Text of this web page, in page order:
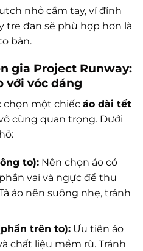
nhỏ cầm tay, ví đính
tre đan sẽ phù hợp hơn là
bản.
gia Project Runway:
với vóc dáng
chọn một chiếc áo dài tết
cùng quan trọng. Dưới
to):Nên chọn áo có
vai và ngực để thu
áo nên suông nhẹ, tránh
trên to):Ưu tiên áo
chất liệu mềm rũ. Tránh